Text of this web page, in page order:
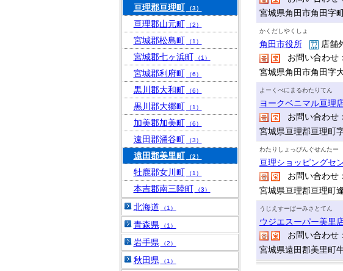
宮城県角田市角田字
かくだしやくしょ
角田市役所
店舗
お問い合わせ
宮城県角田市角田字
よーくべにまるわたりてん
ヨークベニマル亘理
お問い合わせ
宮城県亘理郡亘理町
わたりしょっぴんぐせんたー
亘理ショッピングセ
お問い合わせ
宮城県亘理郡亘理町
うじえすーぱーみさとてん
ウジエスーパー美里
お問い合わせ
宮城県遠田郡美里町
亘理郡亘理町 （3）
亘理郡山元町 （2）
宮城郡松島町 （1）
宮城郡七ヶ浜町 （1）
宮城郡利府町 （6）
黒川郡大和町 （6）
黒川郡大郷町 （1）
加美郡加美町 （6）
遠田郡涌谷町 （3）
遠田郡美里町 （2）
牡鹿郡女川町 （1）
本吉郡南三陸町 （3）
北海道 （1）
青森県 （1）
岩手県 （2）
秋田県 （1）